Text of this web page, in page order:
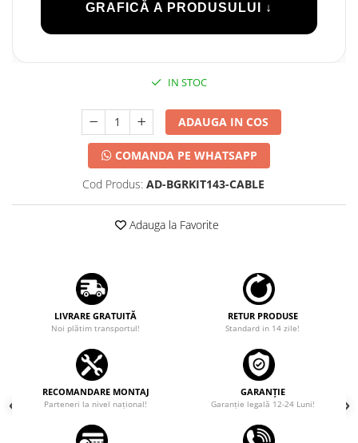
GRAFICĂ A PRODUSULUI ↓
IN STOC
ADAUGA IN COS
COMANDA PE WHATSAPP
Cod Produs: AD-BGRKIT143-CABLE
Adauga la Favorite
LIVRARE GRATUITĂ
Noi plătim transportul!
RETUR PRODUSE
Standard in 14 zile!
RECOMANDARE MONTAJ
Parteneri la nivel național!
GARANȚIE
Garanţie legală 12-24 Luni!